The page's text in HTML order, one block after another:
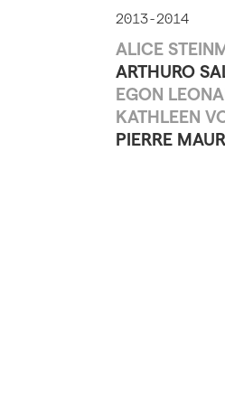
2013-2014
ALICE
ARTHURO
EGON
KATHLEEN
PIERRE